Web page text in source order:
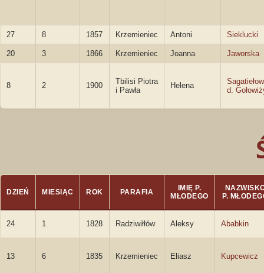
27 8 1857 Krzemieniec Antoni Sieklucki
20 3 1866 Krzemieniec Joanna Jaworska
8 2 1900
Tbilisi Piotra
i Pawła
Helena
d.
DZIEŃ MIESIĄC ROK PARAFIA
IMIĘ P.
MŁODEGO
P.
24 1 1828 Radziwiłłów Aleksy Ababkin
13 6 1835 Krzemieniec Eliasz Kupcewicz